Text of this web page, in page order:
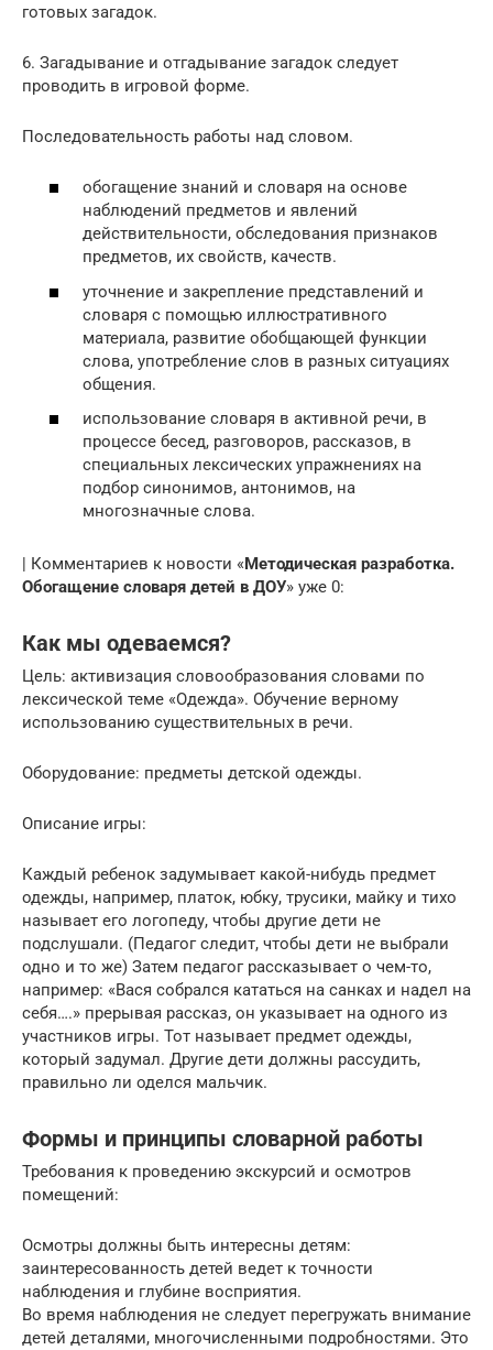
готовых загадок.
6. Загадывание и отгадывание загадок следует
проводить в игровой форме.
Последовательность работы над словом.
обогащение знаний и словаря на основе
наблюдений предметов и явлений
действительности, обследования признаков
предметов, их свойств, качеств.
уточнение и закрепление представлений и
словаря с помощью иллюстративного
материала, развитие обобщающей функции
слова, употребление слов в разных ситуациях
общения.
использование словаря в активной речи, в
процессе бесед, разговоров, рассказов, в
специальных лексических упражнениях на
подбор синонимов, антонимов, на
многозначные слова.
| Комментариев к новости «Методическая разработка.
Обогащение словаря детей в ДОУ» уже 0:
Как мы одеваемся?
Цель: активизация словообразования словами по
лексической теме «Одежда». Обучение верному
использованию существительных в речи.
Оборудование: предметы детской одежды.
Описание игры:
Каждый ребенок задумывает какой-нибудь предмет
одежды, например, платок, юбку, трусики, майку и тихо
называет его логопеду, чтобы другие дети не
подслушали. (Педагог следит, чтобы дети не выбрали
одно и то же) Затем педагог рассказывает о чем-то,
например: «Вася собрался кататься на санках и надел на
себя….» прерывая рассказ, он указывает на одного из
участников игры. Тот называет предмет одежды,
который задумал. Другие дети должны рассудить,
правильно ли оделся мальчик.
Формы и принципы словарной работы
Требования к проведению экскурсий и осмотров
помещений:
Осмотры должны быть интересны детям:
заинтересованность детей ведет к точности
наблюдения и глубине восприятия.
Во время наблюдения не следует перегружать внимание
детей деталями, многочисленными подробностями. Это